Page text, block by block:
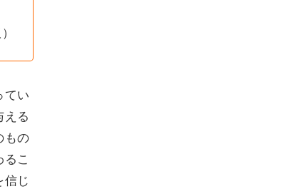
い
る
もの
こ
じ